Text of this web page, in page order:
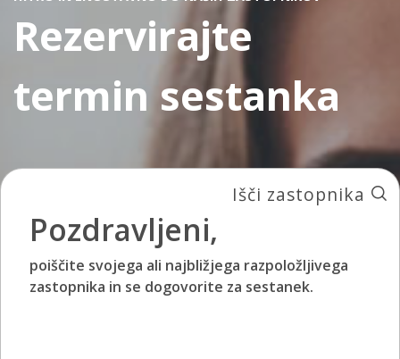
Rezervirajte
termin sestanka
Išči zastopnika
Pozdravljeni,
poiščite svojega ali najbližjega razpoložljivega
zastopnika in se dogovorite za sestanek.